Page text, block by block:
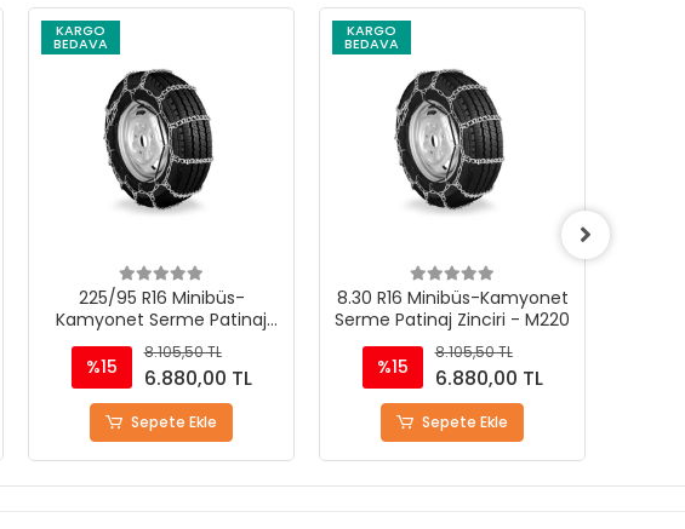
KARGO
BEDAVA
225/95 R16 Minibüs-
Kamyonet Serme Patinaj
Zinciri - M220
%15
8.105,50 TL
6.880,00 TL
Sepete Ekle
KARGO
BEDAVA
8.30 R16 Minibüs-Kamyonet
Serme Patinaj Zinciri - M220
%15
8.105,50 TL
6.880,00 TL
Sepete Ekle